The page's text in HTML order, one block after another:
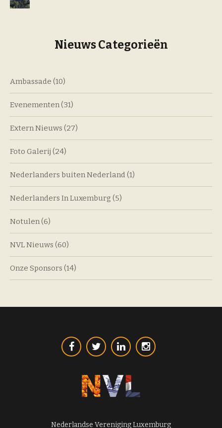
Nieuws Categorieën
Ambassade (10)
Evenementen(31)
Extern Nieuws (27)
Foto Galerij (24)
Nederlanders buiten Nederland (1)
Nederlanders In Luxemburg (5)
Notulen(6)
NVL Nieuws (60)
Onze Sponsors (14)
Nederlandse Vereniging Luxemburg